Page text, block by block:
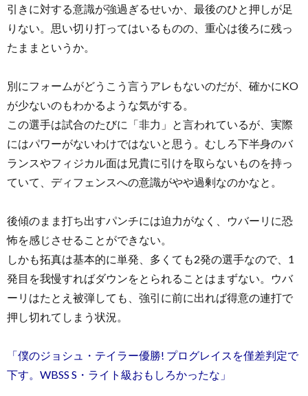
引きに対する意識が強過ぎるせいか、最後のひと押しが足
りない。思い切り打ってはいるものの、重心は後ろに残っ
たままというか。
別にフォームがどうこう言うアレもないのだが、確かにKO
が少ないのもわかるような気がする。
この選手は試合のたびに「非力」と言われているが、実際
にはパワーがないわけではないと思う。むしろ下半身のバ
ランスやフィジカル面は兄貴に引けを取らないものを持っ
ていて、ディフェンスへの意識がやや過剰なのかなと。
後傾のまま打ち出すパンチには迫力がなく、ウバーリに恐
怖を感じさせることができない。
しかも拓真は基本的に単発、多くても2発の選手なので、1
発目を我慢すればダウンをとられることはまずない。ウバ
ーリはたとえ被弾しても、強引に前に出れば得意の連打で
押し切れてしまう状況。
「僕のジョシュ・テイラー優勝! プログレイスを僅差判定で
下す。WBSS S・ライト級おもしろかったな」